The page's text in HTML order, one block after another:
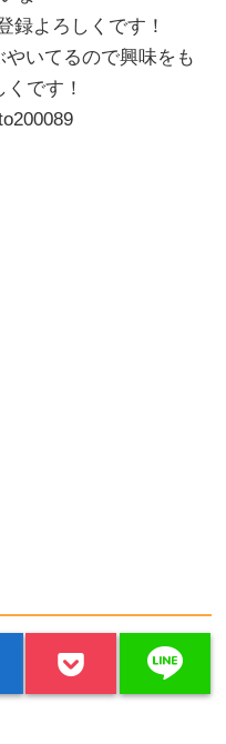
録よろしくです！
いてるので興味をも
です！
line